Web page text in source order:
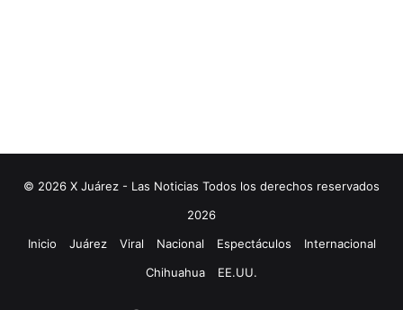
© 2026 X Juárez - Las Noticias Todos los derechos reservados
2026
Inicio
Juárez Viral Nacional Espectáculos
Internacional
Chihuahua
EE.UU.